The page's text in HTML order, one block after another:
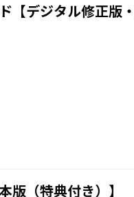
【デジタル修正版
版（特典付き）】